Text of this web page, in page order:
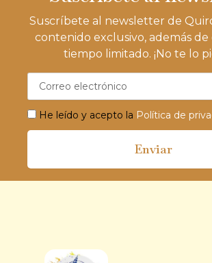
Suscríbete al newsletter de
contenido exclusivo, además
tiempo limitado. ¡No te lo
He leído y acepto la Política de
Enviar